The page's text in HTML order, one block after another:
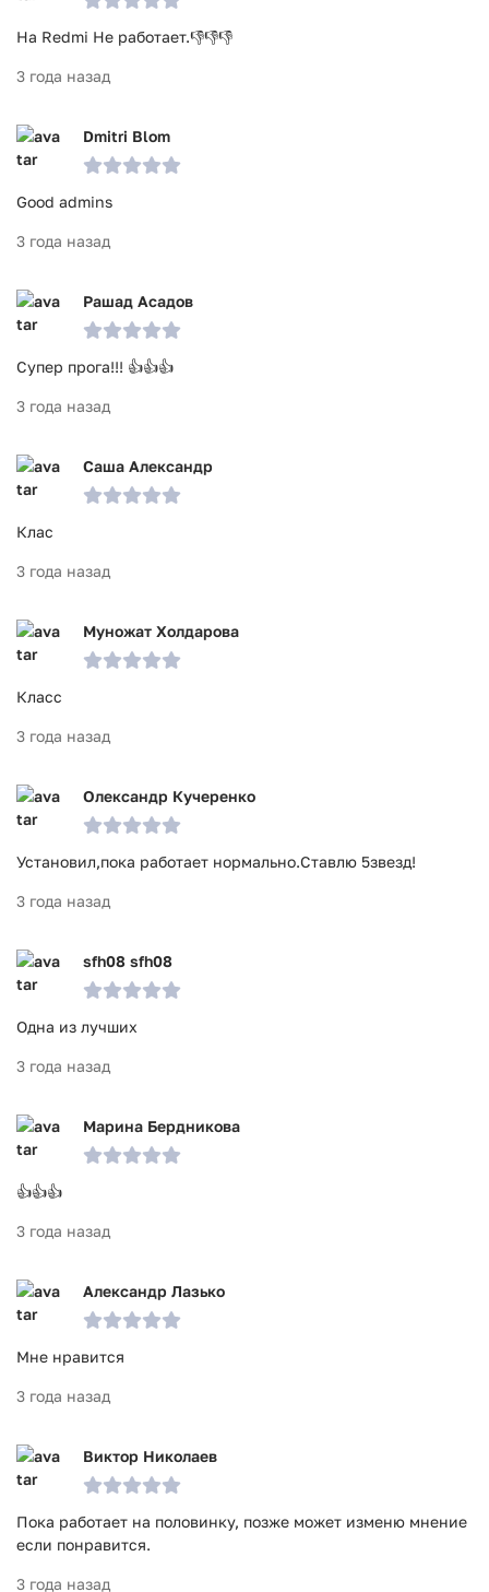
На Redmi Не работает.👎👎👎
3 года назад
Dmitri Blom
Good admins
3 года назад
Рашад Асадов
Супер прога!!! 👍👍👍
3 года назад
Саша Александр
Клас
3 года назад
Муножат Холдарова
Класс
3 года назад
Олександр Кучеренко
Установил,пока работает нормально.Ставлю 5звезд!
3 года назад
sfh08 sfh08
Одна из лучших
3 года назад
Марина Бердникова
👍👍👍
3 года назад
Александр Лазько
Мне нравится
3 года назад
Виктор Николаев
Пока работает на половинку, позже может изменю мнение
если понравится.
3 года назад